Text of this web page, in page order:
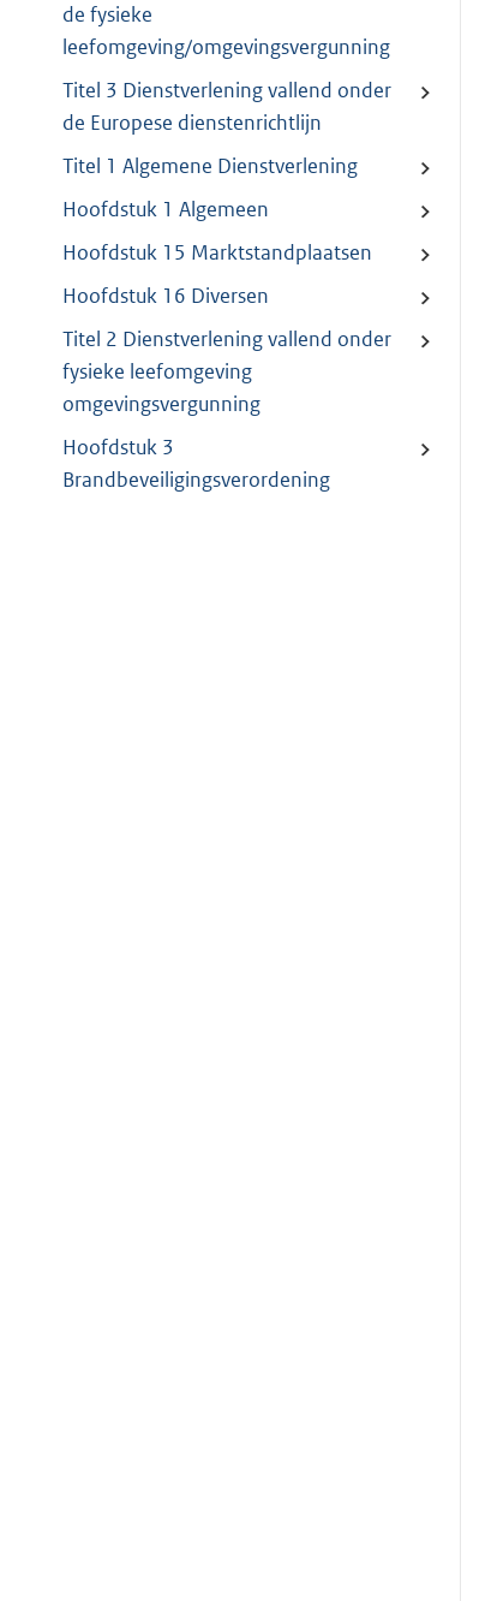
de fysieke
leefomgeving/omgevingsvergunning
Titel 3 Dienstverlening vallend onder
de Europese dienstenrichtlijn
Titel 1 Algemene Dienstverlening
Hoofdstuk 1 Algemeen
Hoofdstuk 15 Marktstandplaatsen
Hoofdstuk 16 Diversen
Titel 2 Dienstverlening vallend onder
fysieke leefomgeving
omgevingsvergunning
Hoofdstuk 3
Brandbeveiligingsverordening